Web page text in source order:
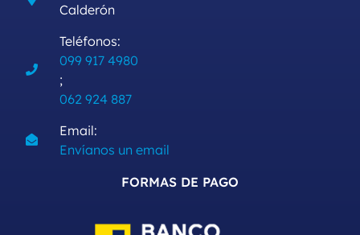
Calderón
Teléfonos:
099 917 4980
;
062 924 887
Email:
Envíanos un email
FORMAS DE PAGO